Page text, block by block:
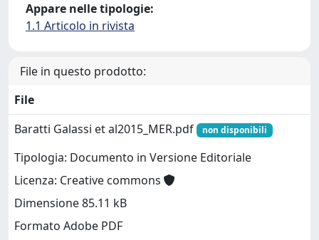
Appare nelle tipologie:
1.1 Articolo in rivista
File in questo prodotto:
File
Baratti Galassi et al2015_MER.pdf
non disponibili
Tipologia: Documento in Versione Editoriale
Licenza: Creative commons
Dimensione 85.11 kB
Formato Adobe PDF